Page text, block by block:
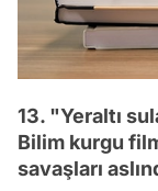
13. "Yeraltı
Bilim kurgu
savaşları